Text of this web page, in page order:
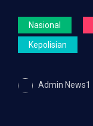
Nasional
Kepolisian
Admin News1